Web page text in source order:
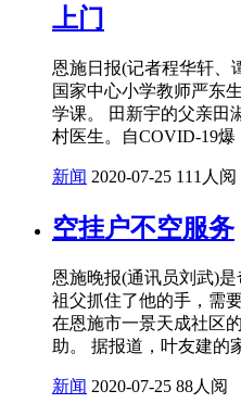
上门
恩施日报(记者程华轩、
国家中心小学教师严东
学课。 田新宇的父亲田
村医生。自COVID-19爆
新闻 2020-07-25 111人阅
空挂户不空服务
恩施晚报(通讯员刘武)
祖父抓住了他的手，需
在恩施市一景天成社区
助。 据报道，叶友建的
新闻 2020-07-25 88人阅